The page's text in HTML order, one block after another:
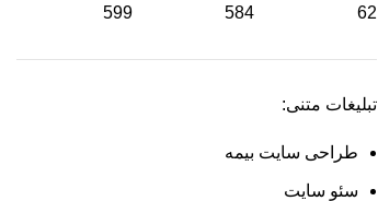
62
584
599
تبلیغات متنی:
طراحی سایت بیمه
سئو سایت